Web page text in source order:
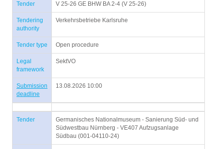
Tender V 25-26 GE BHW BA 2-4 (V 25-26)
Tendering
authority
Verkehrsbetriebe Karlsruhe
Tender type Open procedure
Legal
framework
SektVO
Submission
deadline
13.08.2026 10:00
Tender
Germanisches Nationalmuseum - Sanierung Süd- und
Südwestbau Nürnberg - VE407 Aufzugsanlage
Südbau (001-04110-24)